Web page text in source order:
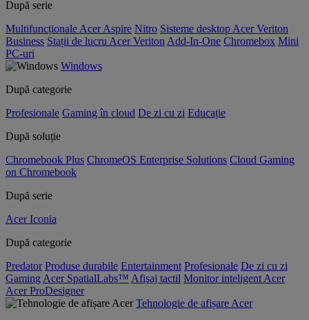
După serie
Multifuncționale Acer Aspire Nitro Sisteme desktop Acer Veriton
Business Stații de lucru Acer Veriton Add-In-One Chromebox Mini
PC-uri
Windows
După categorie
Profesionale Gaming în cloud De zi cu zi Educație
După soluție
Chromebook Plus ChromeOS Enterprise Solutions Cloud Gaming
on Chromebook
După serie
Acer Iconia
După categorie
Predator Produse durabile Entertainment Profesionale De zi cu zi
Gaming Acer SpatialLabs™ Afişaj tactil Monitor inteligent Acer
Acer ProDesigner
Tehnologie de afișare Acer